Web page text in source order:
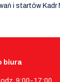
i startów Kadr
biura